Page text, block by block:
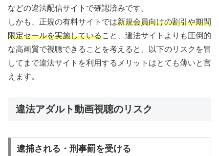
などの違法配信サイトで確認済みです。
しかも、正規の有料サイトでは新規会員向けの割引や期間
限定セールを実施していること、違法サイトよりも圧倒的
な高画質で視聴できることを考えると、以下のリスクを冒
してまで違法サイトを利用するメリットはとても薄いと言
えます。
違法アダルト動画視聴のリスク
逮捕される・刑事罰を受ける